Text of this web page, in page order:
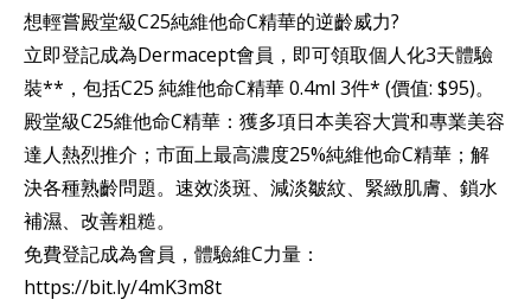
想輕嘗殿堂級C25純維他命C精華的逆齡威力?
立即登記成為Dermacept會員，即可領取個人化3天體驗
裝**，包括C25 純維他命C精華 0.4ml 3件* (價值: $95)。
殿堂級C25維他命C精華：​獲多項日本美容大賞和專業美容
達人熱烈推介；市面上最高濃度25%純維他命C精華；解
決各種熟齡問題。速效淡斑、減淡皺紋、緊緻肌膚、鎖水
補濕、改善粗糙。
免費登記成為會員，體驗維C力量：
https://bit.ly/4mK3m8t